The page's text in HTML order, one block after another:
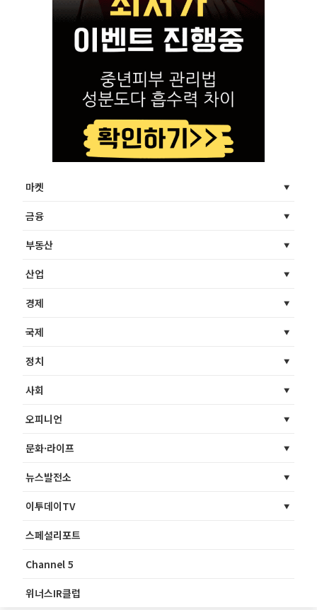
마켓
금융
부동산
산업
경제
국제
정치
사회
오피니언
문화·라이프
뉴스발전소
이투데이TV
스페셜리포트
Channel 5
위너스IR클럽